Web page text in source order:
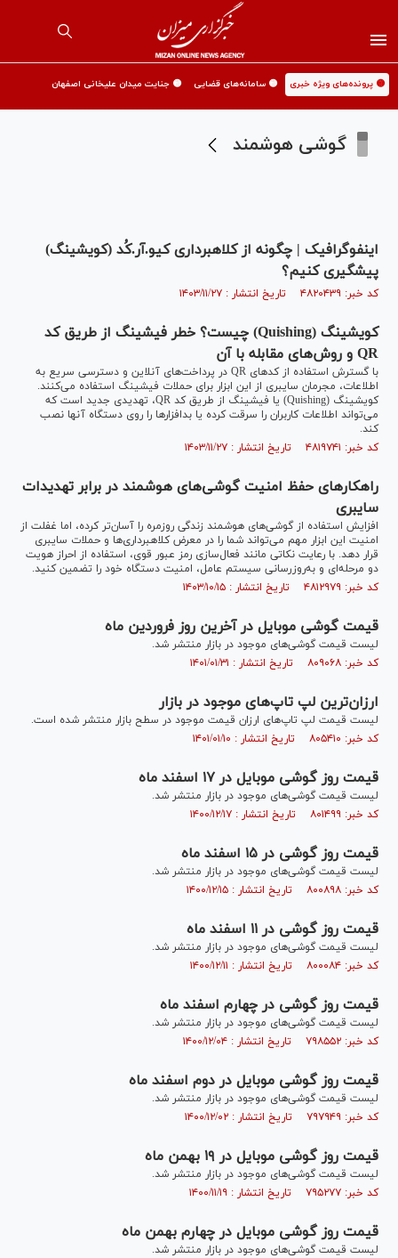
🟡 پرونده‌های ویژه خبری 🟡 سامانه‌های قضایی 🟡 جنایت میدان علیخانی اصفهان
گوشی هوشمند
اینفوگرافیک | چگونه از کلاهبرداری کیو.آر.کُد (کویشینگ)
پیشگیری کنیم؟
کد خبر: ۴۸۲۰۴۳۹ تاریخ انتشار : ۱۴۰۳/۱۱/۲۷
کویشینگ (Quishing) چیست؟ خطر فیشینگ از طریق کد
QR و روش‌های مقابله با آن
با گسترش استفاده از کد‌های QR در پرداخت‌های آنلاین و دسترسی سریع به
اطلاعات، مجرمان سایبری از این ابزار برای حملات فیشینگ استفاده می‌کنند.
کویشینگ (Quishing) یا فیشینگ از طریق کد QR، تهدیدی جدید است که
می‌تواند اطلاعات کاربران را سرقت کرده یا بدافزار‌ها را روی دستگاه آنها نصب
کند.
کد خبر: ۴۸۱۹۷۴۱ تاریخ انتشار : ۱۴۰۳/۱۱/۲۷
راهکار‌های حفظ امنیت گوشی‌های هوشمند در برابر تهدیدات
سایبری
افزایش استفاده از گوشی‌های هوشمند زندگی روزمره را آسان‌تر کرده، اما غفلت از
امنیت این ابزار مهم می‌تواند شما را در معرض کلاهبرداری‌ها و حملات سایبری
قرار دهد. با رعایت نکاتی مانند فعال‌سازی رمز عبور قوی، استفاده از احراز هویت
دو مرحله‌ای و به‌روزرسانی سیستم عامل، امنیت دستگاه خود را تضمین کنید.
کد خبر: ۴۸۱۲۹۷۹ تاریخ انتشار : ۱۴۰۳/۱۰/۱۵
قیمت گوشی موبایل در آخرین روز فروردین ماه
لیست قیمت گوشی‌های موجود در بازار منتشر شد.
کد خبر: ۸۰۹۰۶۸ تاریخ انتشار : ۱۴۰۱/۰۱/۳۱
ارزان‌ترین لپ تاپ‌های موجود در بازار
لیست قیمت لپ تاپ‌های ارزان قیمت موجود در سطح بازار منتشر شده است.
کد خبر: ۸۰۵۴۱۰ تاریخ انتشار : ۱۴۰۱/۰۱/۱۰
قیمت روز گوشی موبایل در ۱۷ اسفند ماه
لیست قیمت گوشی‌های موجود در بازار منتشر شد.
کد خبر: ۸۰۱۴۹۹ تاریخ انتشار : ۱۴۰۰/۱۲/۱۷
قیمت روز گوشی در ۱۵ اسفند ماه
لیست قیمت گوشی‌های موجود در بازار منتشر شد.
کد خبر: ۸۰۰۸۹۸ تاریخ انتشار : ۱۴۰۰/۱۲/۱۵
قیمت روز گوشی در ۱۱ اسفند ماه
لیست قیمت گوشی‌های موجود در بازار منتشر شد.
کد خبر: ۸۰۰۰۸۴ تاریخ انتشار : ۱۴۰۰/۱۲/۱۱
قیمت روز گوشی در چهارم اسفند ماه
لیست قیمت گوشی‌های موجود در بازار منتشر شد.
کد خبر: ۷۹۸۵۵۲ تاریخ انتشار : ۱۴۰۰/۱۲/۰۴
قیمت روز گوشی موبایل در دوم اسفند ماه
لیست قیمت گوشی‌های موجود در بازار منتشر شد.
کد خبر: ۷۹۷۹۴۹ تاریخ انتشار : ۱۴۰۰/۱۲/۰۲
قیمت روز گوشی موبایل در ۱۹ بهمن ماه
لیست قیمت گوشی‌های موجود در بازار منتشر شد.
کد خبر: ۷۹۵۲۷۷ تاریخ انتشار : ۱۴۰۰/۱۱/۱۹
قیمت روز گوشی موبایل در چهارم بهمن ماه
لیست قیمت گوشی‌های موجود در بازار منتشر شد.